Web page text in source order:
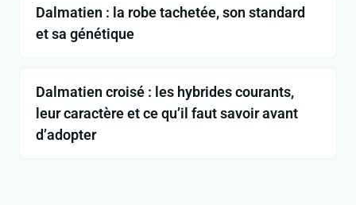
Dalmatien : la robe tachetée, son standard
et sa génétique
Dalmatien croisé : les hybrides courants,
leur caractère et ce qu’il faut savoir avant
d’adopter